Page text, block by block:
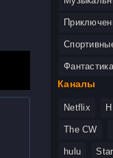
Фантастика
Каналы
Netflix
The CW
hulu